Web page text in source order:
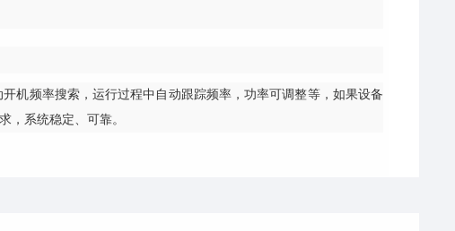
频率搜索，运行过程中自动跟踪频率，功率可调整等，如果设备
，系统稳定、可靠。